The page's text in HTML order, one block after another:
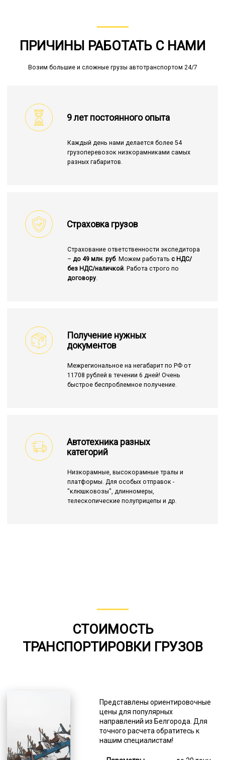
ПРИЧИНЫ РАБОТАТЬ С НАМИ
Возим большие и сложные грузы автотранспортом 24/7
9 лет постоянного опыта
Каждый день нами делается более 54
грузоперевозок низкорамниками самых
разных габаритов.
Страховка грузов
Страхование ответственности экспедитора
– до 49 млн. руб. Можем работать с НДС/
без НДС/наличкой. Работа строго по
договору.
Получение нужных
документов
Межрегиональное на негабарит по РФ от
11708 рублей в течении 6 дней! Очень
быстрое беспроблемное получение.
Автотехника разных
категорий
Низкорамные, высокорамные тралы и
платформы. Для особых отправок -
"клюшковозы", длинномеры,
телескопические полуприцепы и др.
СТОИМОСТЬ
ТРАНСПОРТИРОВКИ ГРУЗОВ
Представлены ориентировочные
цены для популярных
направлений из Белгорода. Для
точного расчета обратитесь к
нашим специалистам!